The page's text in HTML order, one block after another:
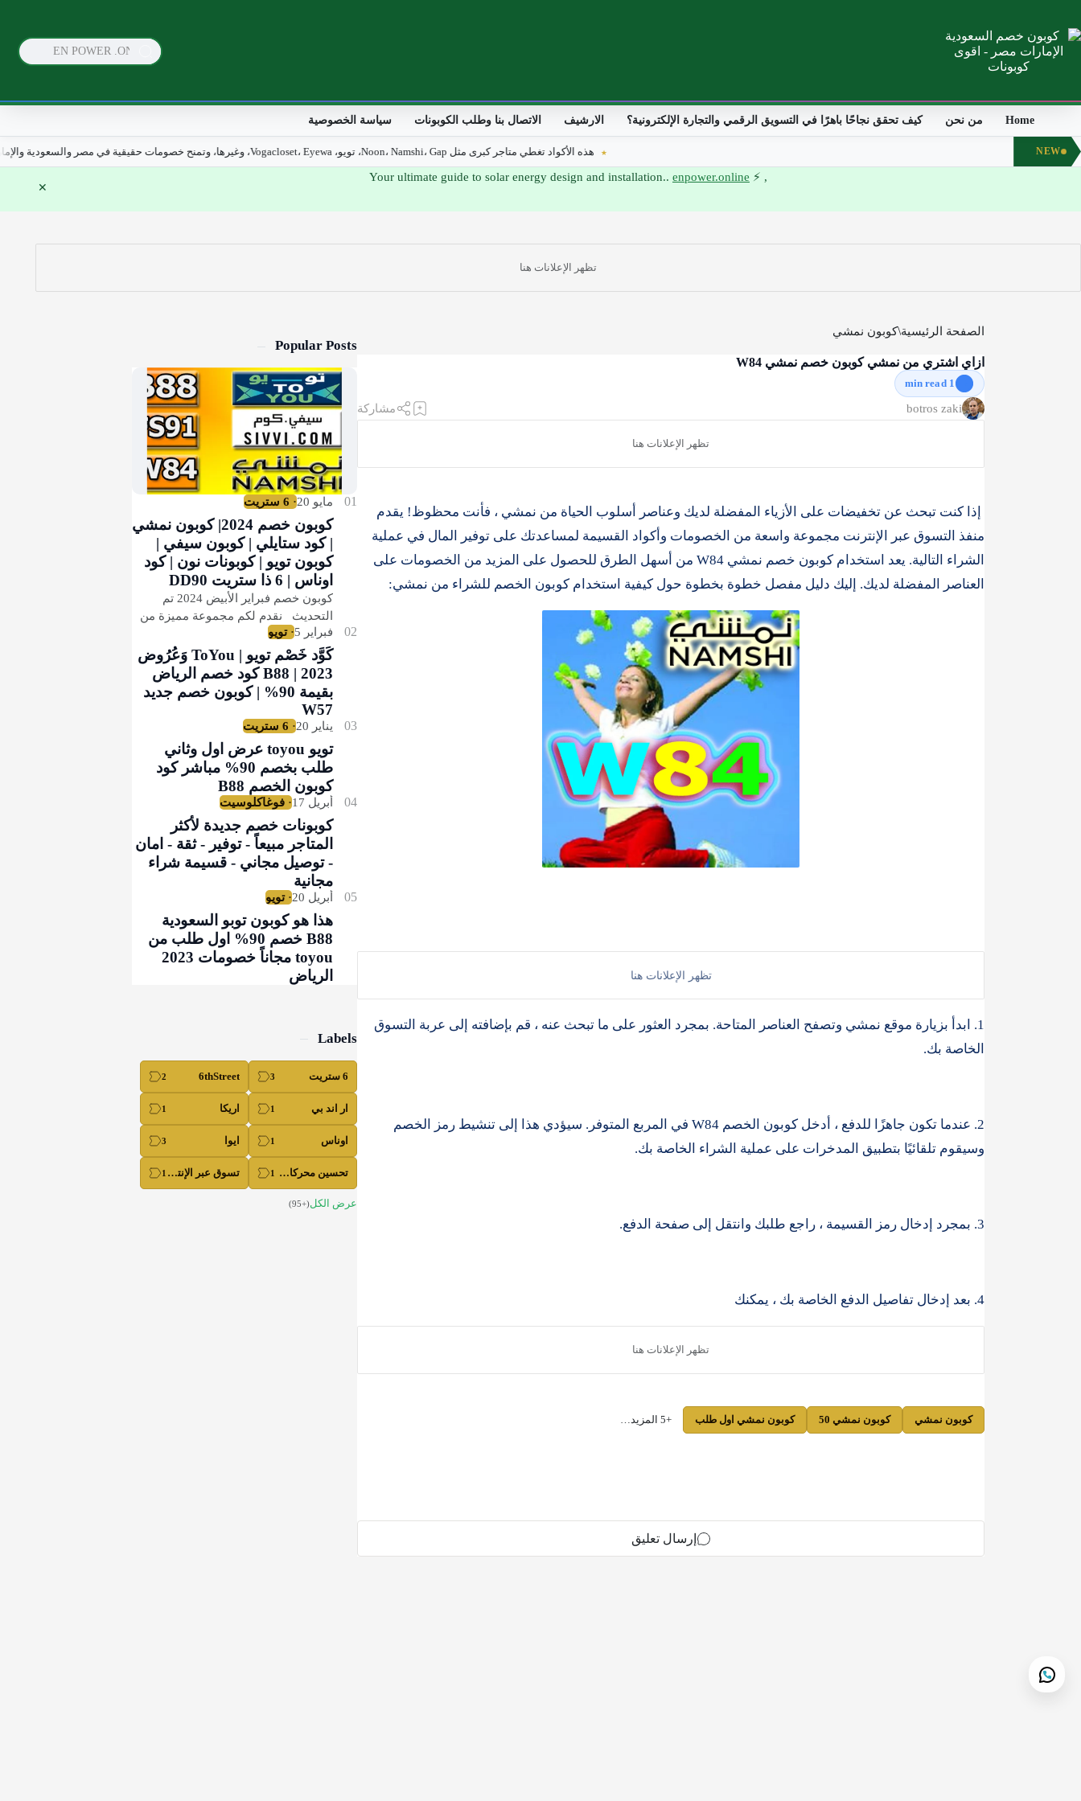
Home من نحن كيف تحقق نجاحًا باهرًا في التسويق الرقمي والتجارة الإلكترونية؟ الارشيف الاتصال بنا وطلب الكوبونات سياسة الخصوصية
NEW هذه الأكواد تغطي متاجر كبرى مثل Noon، Namshi، Gap، تويو، Vogacloset، Eyewa، وغيرها، وتمنح خصومات حقيقية في مصر والسعودية والإمارات والكويت والبحرين. 2026
, ⚡ Your ultimate guide to solar energy design and installation..
enpower.online
الصفحة الرئيسية كوبون نمشي
ازاي اشتري من نمشي كوبون خصم نمشي W84
1 min read
إذا كنت تبحث عن تخفيضات على الأزياء المفضلة لديك وعناصر أسلوب الحياة من نمشي ، فأنت محظوظ! يقدم
منفذ التسوق عبر الإنترنت مجموعة واسعة من الخصومات وأكواد القسيمة لمساعدتك على توفير المال في عملية
الشراء التالية. يعد استخدام كوبون خصم نمشي W84 من أسهل الطرق للحصول على المزيد من الخصومات على
العناصر المفضلة لديك. إليك دليل مفصل خطوة بخطوة حول كيفية استخدام كوبون الخصم للشراء من نمشي:
1. ابدأ بزيارة موقع نمشي وتصفح العناصر المتاحة. بمجرد العثور على ما تبحث عنه ، قم بإضافته إلى عربة التسوق
الخاصة بك.
2. عندما تكون جاهزًا للدفع ، أدخل كوبون الخصم W84 في المربع المتوفر. سيؤدي هذا إلى تنشيط رمز الخصم
وسيقوم تلقائيًا بتطبيق المدخرات على عملية الشراء الخاصة بك.
3. بمجرد إدخال رمز القسيمة ، راجع طلبك وانتقل إلى صفحة الدفع.
4. بعد إدخال تفاصيل الدفع الخاصة بك ، يمكنك
Popular Posts
كوبون خصم 2024| كوبون نمشي
| كود ستايلي | كوبون سيفي |
كوبون تويو | كوبونات نون | كود
اوناس | 6 ذا ستريت DD90
كوبون خصم فبراير الأبيض 2024 تم
التحديث نقدم لكم مجموعة مميزة من
كوبونات الخصم الفعالة المميزة
لأفضل المتاجر علي مستوي العالم
والمستحبة للعالم ال…
كَوَّد خَصْم تويو | ToYou وَعُرُوض
2023 | B88 كود خصم الرياض
بقيمة 90% | كوبون خصم جديد
W57
تويو toyou عرض اول وثاني
طلب بخصم 90% مباشر كود
كوبون الخصم B88
كوبونات خصم جديدة لأكثر
المتاجر مبيعاً - توفير - ثقة - امان
- توصيل مجاني - قسيمة شراء
مجانية
هذا هو كوبون توبو السعودية
B88 خصم 90% اول طلب من
toyou مجاناً خصومات 2023
الرياض
Labels
6 ستريت 6thStreet
ار اند بي اريكا
اوناس ايوا
تحسين محركات البحث تسوق عبر الإنترنت